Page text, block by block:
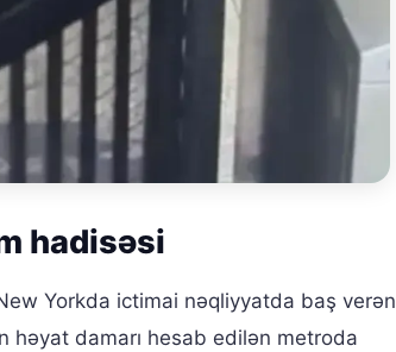
hadisəsi
Yorkda ictimai nəqliyyatda baş verən
damarı hesab edilən metroda